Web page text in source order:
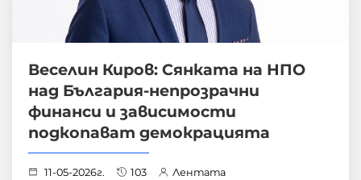
Веселин Киров: Сянката на НПО
над България-непрозрачни
финанси и зависимости
подкопават демокрацията
11-05-2026г. 103 Лентата